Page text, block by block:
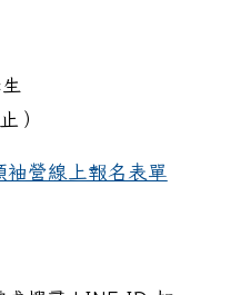
）
袖營線上報名表單